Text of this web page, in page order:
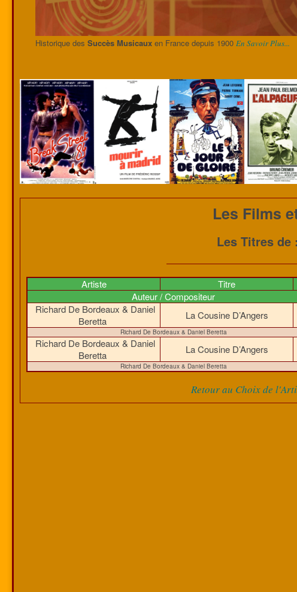
Historique des Succès Musicauxen France depuis 1900 En Savoir Plus...
Les Films
Les Titres de
Artiste Titre
Auteur / Compositeur
Richard De Bordeaux & Daniel
Beretta
La Cousine D’Angers
Richard De Bordeaux & Daniel Beretta
Richard De Bordeaux & Daniel
Beretta
La Cousine D’Angers
Richard De Bordeaux & Daniel Beretta
Retour au Choix de